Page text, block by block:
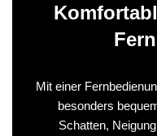
Mit einer
besonders
Schatten,